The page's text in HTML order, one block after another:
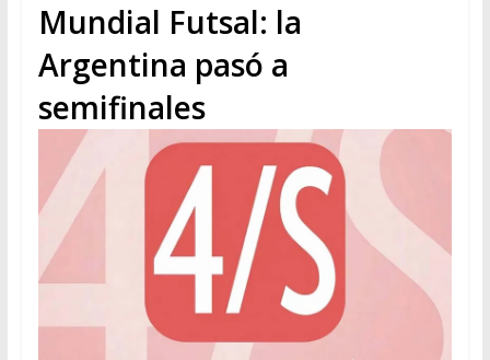
Mundial Futsal: la
Argentina pasó a
semifinales